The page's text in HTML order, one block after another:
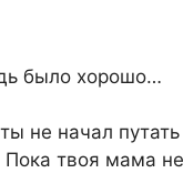
было хорошо…
не начал
твоя мама